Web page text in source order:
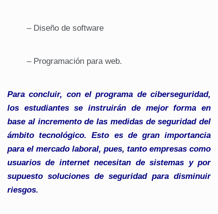
– Diseño de software
– Programación para web.
Para concluir, con el programa de ciberseguridad,
los estudiantes se instruirán de mejor forma en
base al incremento de las medidas de seguridad del
ámbito tecnológico. Esto es de gran importancia
para el mercado laboral, pues, tanto empresas como
usuarios de internet necesitan de sistemas y por
supuesto soluciones de seguridad para disminuir
riesgos.